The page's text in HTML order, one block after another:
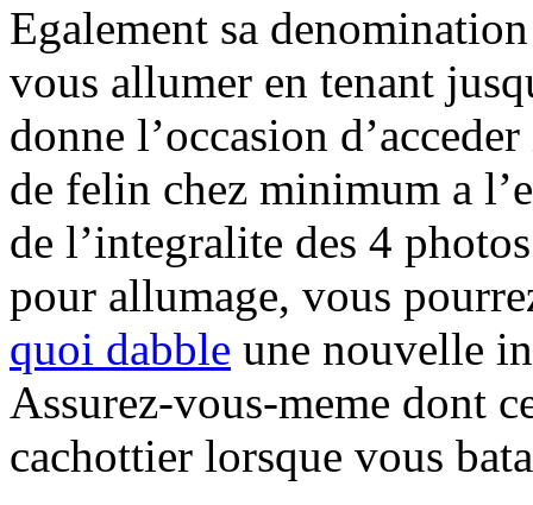
Egalement sa
vous allumer en tenant
donne l’occasion
de felin chez minimum a
de l’integralite des 4
pour allumage, vous
quoi dabble une nouvelle
Assurez-vous-meme dont
cachottier lorsque vous